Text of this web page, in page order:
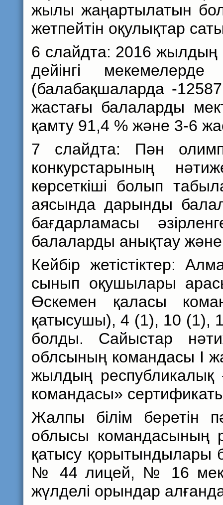
жылы жаңартылатын
жетпейтін оқулықтар
6 слайдта: 2016 жылдың
дейінгі
(балабақшаларда -
жастағы балаларды
қамту 91,4 % және 3-6
7 слайдта: Пән
конкурстарының
көрсеткіші болып
аясында дарынды
бағдарламасы
балаларды анықтау
Кейбір жетістіктер:
сынып оқушылары
Өскемен қаласы
қатысушы), 4 (1), 10 (1),
болды. Сайыстар
облсының командасы I
жылдың республикалық
командасы»
Жалпы білім беретін
облысы командасының
қатысу
№ 44 лицей, № 16
жүлделі орындар